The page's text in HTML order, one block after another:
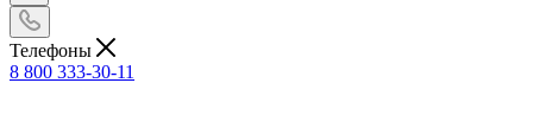
Телефоны
8 800 333-30-11